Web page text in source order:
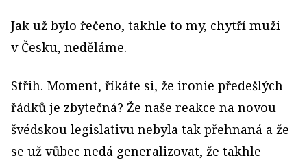
Jak už bylo řečeno, takhle to my, chytří muži
v Česku, neděláme.
Střih. Moment, říkáte si, že ironie předešlých
řádků je zbytečná? Že naše reakce na novou
švédskou legislativu nebyla tak přehnaná a že
se už vůbec nedá generalizovat, že takhle